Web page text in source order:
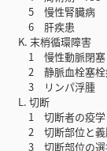
5 慢性腎臓病
6 肝疾患
K. 末梢循環障害
1 慢性動脈閉塞
2 静脈血栓塞栓
3 リンパ浮腫
L. 切断
1 切断者の疫学
2 切断部位と義
3 切断部位の選